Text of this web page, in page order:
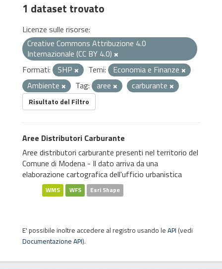
1 dataset trovato
Licenze sulle risorse:
Creative Commons Attribuzione 4.0
Internazionale (CC BY 4.0)
Formati:
SHP Temi:
Economia e Finanze
Ambiente
Tag: aree carburante
Risultato del Filtro
Aree Distributori Carburante
Aree distributori carburante presenti nel territorio del
Comune di Modena - Il dato arriva da una
elaborazione cartografica dell'ufficio urbanistica
WMS WFS Esri Shape
E' possibile inoltre accedere al registro usando le API (vedi
Documentazione API).